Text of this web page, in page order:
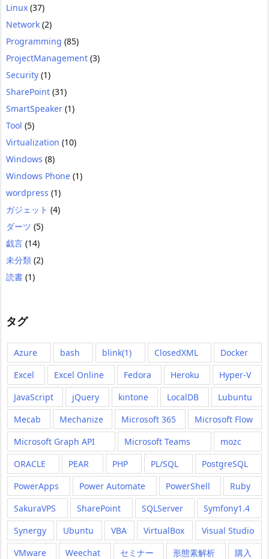
Linux (37)
Network (2)
Programming (85)
ProjectManagement (3)
Security (1)
SharePoint (31)
SmartSpeaker (1)
Tool (5)
Virtualization (10)
Windows (8)
Windows Phone (1)
wordpress (1)
ガジェット (4)
ダーツ (5)
戯言 (14)
未分類 (2)
読書 (1)
タグ
Azure bash blink(1) ClosedXML
Docker
Excel
Excel Online Fedora Heroku
Hyper-V
JavaScript
jQuery kintone LocalDB
Lubuntu
Mecab
Mechanize Microsoft 365
Microsoft Flow
Microsoft Graph API
Microsoft Teams
mozc
ORACLE
PEAR PHP PL/SQL
PostgreSQL
PowerApps
Power Automate PowerShell
Ruby
SakuraVPS
SharePoint SQLServer
Symfony1.4
Synergy
Ubuntu VBA VirtualBox
Visual Studio
VMware
Weechat セミナー 形態素解析 購入